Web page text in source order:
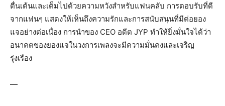
ตื่นเต้นและเต็มไปด้วยความหวังสำหรับแฟนคลับ การตอบรับที่ดี
จากแฟนๆ แสดงให้เห็นถึงความรักและการสนับสนุนที่มีต่อยอง
แจอย่างต่อเนื่อง การนำของ CEO อดีต JYP ทำให้ยิ่งมั่นใจได้ว่า
อนาคตของยองแจในวงการเพลงจะมีความมั่นคงและเจริญ
รุ่งเรือง
—